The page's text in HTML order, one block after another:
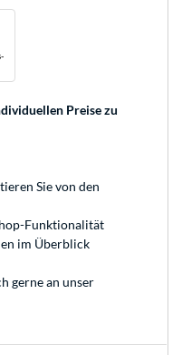
Preise zu
Sie von den
Funktionalität
im Überblick
gerne an unser